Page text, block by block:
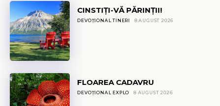
CINSTIȚI-VĂ PĂRINȚII!
DEVOȚIONAL TINERI 8 AUGUST 2026
FLOAREA CADAVRU
DEVOȚIONAL EXPLO 8 AUGUST 2026